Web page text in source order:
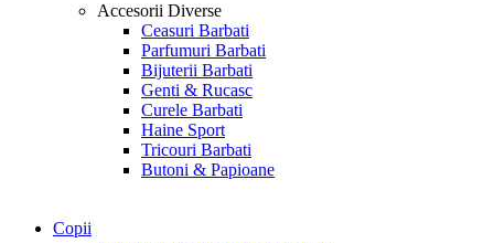
Accesorii Diverse
Ceasuri Barbati
Parfumuri Barbati
Bijuterii Barbati
Genti & Rucasc
Curele Barbati
Haine Sport
Tricouri Barbati
Butoni & Papioane
Copii